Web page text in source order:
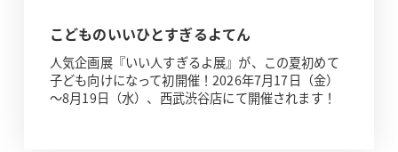
こどものいいひとすぎるよてん
人気企画展『いい人すぎるよ展』が、この夏初めて
子ども向けになって初開催！2026年7月17日（金）
～8月19日（水）、西武渋谷店にて開催されます！